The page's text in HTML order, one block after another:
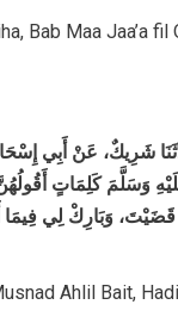
Bab Maa Jaa’a
حَدَّثَنَا شَرِيكٌ، عَنْ
وَسَلَّمَ كَلِمَاتٍ
وَبَارِكْ لِي
Ahlil Bait,